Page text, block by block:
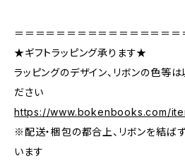
＝＝＝＝＝＝＝＝＝＝＝＝＝＝＝＝
★ギフトラッピング承ります★
ラッピングのデザイン、リボンの色等
ださい
https://www.bokenbooks.com/
※配送・梱包の都合上、リボンを結ば
います